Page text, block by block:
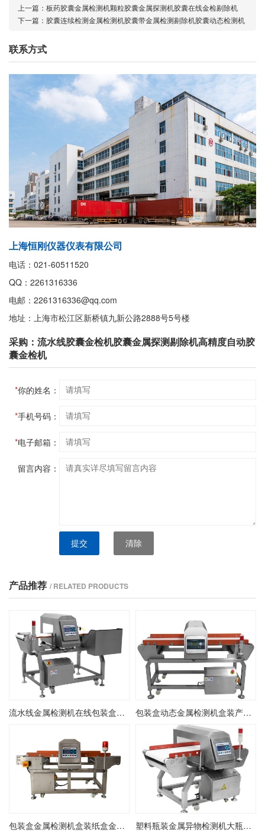
上一篇： 板药胶囊金属检测机颗粒胶囊金属探测机胶囊在线金检剔除机
下一篇： 胶囊连续检测金属检测机胶囊带金属检测剔除机胶囊动态检测机
联系方式
上海恒刚仪器仪表有限公司
电话：021-60511520
QQ：2261316336
电邮：2261316336@qq.com
地址：上海市松江区新桥镇九新公路2888号5号楼
采购：流水线胶囊金检机胶囊金属探测剔除机高精度自动胶
囊金检机
*你的姓名：
*手机号码：
*电子邮箱：
留言内容：
提交 清除
产品推荐 / RELATED PRODUCTS
流水线金属检测机在线包装盒金检机金属异物检测剔除机 包装盒动态金属检测机盒装产品金属异物检测机盒装在线金检机
包装盒金属检测机盒装纸盒金属检测探测机盒装产品金检机 塑料瓶装金属异物检测机大瓶装金属检测机在线瓶装金检机